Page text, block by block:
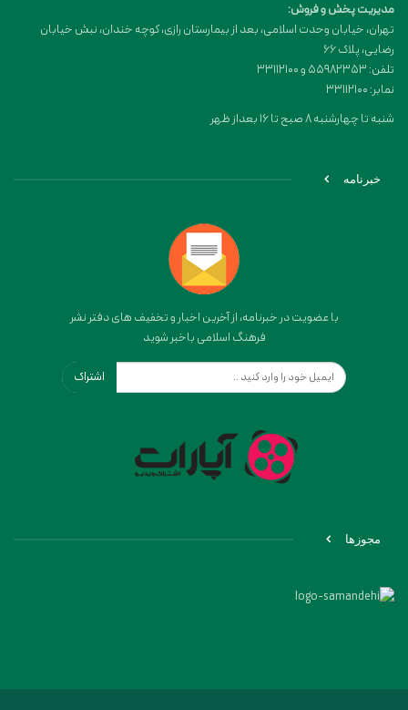
مدیریت پخش و فروش:
تهران، خیابان وحدت اسلامی، بعد از بیمارستان رازی، کوچه خندان، نبش خیابان
رضایی، پلاک ۶۶
تلفن: 55982353 و 33112100
نمابر: 33112100
شنبه تا چهارشنبه 8 صبح تا 16 بعداز ظهر
خبرنامه
با عضویت در خبرنامه، از آخرین اخبار و تخفیف های دفتر نشر
فرهنگ اسلامی باخبر شوید
اشتراک
مجوزها